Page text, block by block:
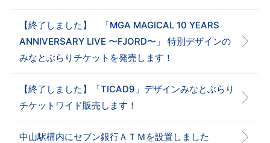
【終了しました】 「MGA MAGICAL 10 YEARS
ANNIVERSARY LIVE 〜FJORD〜」 特別デザインの
みなとぶらりチケットを発売します！
【終了しました】「TICAD9」デザインみなとぶらり
チケットワイド販売します！
中山駅構内にセブン銀行ＡＴＭを設置しました